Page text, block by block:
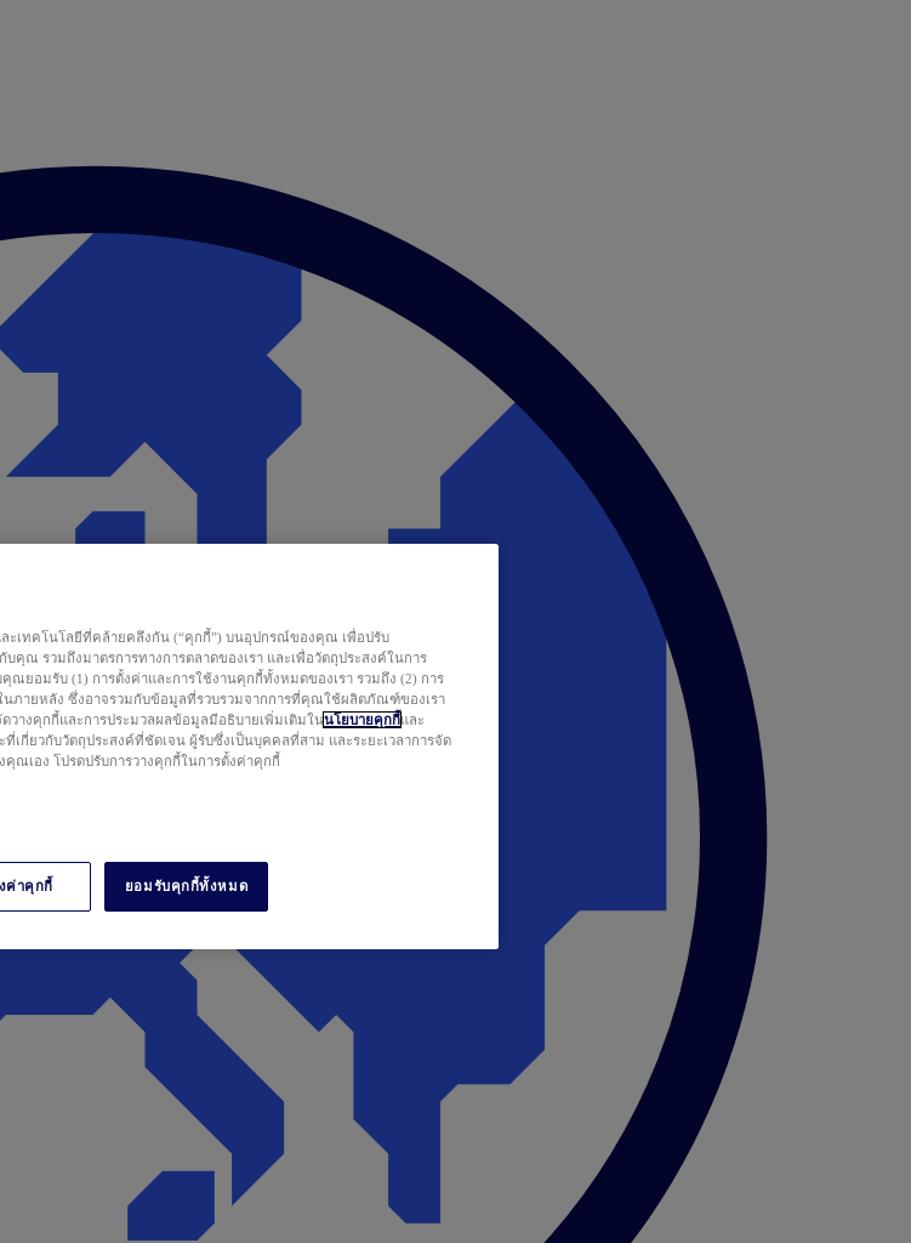
ละเทคโนโลยีที่คล้ายคลึงกัน (“คุกกี้”) บนอุปกรณ์ของคุณ เพื่อปรับ
คุณ รวมถึงมาตรการทางการตลาดของเรา และเพื่อวัตถุประสงค์ในการ
คุณยอมรับ (1) การตั้งค่าและการใช้งานคุกกี้ทั้งหมดของเรา รวมถึง (2) การ
นภายหลัง ซึ่งอาจรวมกับข้อมูลที่รวบรวมจากการที่คุณใช้ผลิตภัณฑ์ของเรา
วางคุกกี้และการประมวลผลข้อมูลมีอธิบายเพิ่มเติมในนโยบายคุกกี้และ
ที่เกี่ยวกับวัตถุประสงค์ที่ชัดเจน ผู้รับซึ่งเป็นบุคคลที่สาม และระยะเวลาการจัด
ณเอง โปรดปรับการวางคุกกี้ในการตั้งค่าคุกกี้
ค่าคุกกี้ ยอมรับคุกกี้ทั้งหมด